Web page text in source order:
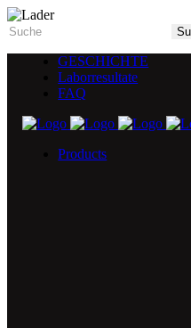
GESCHICHTE
Laborresultate
FAQ
Products